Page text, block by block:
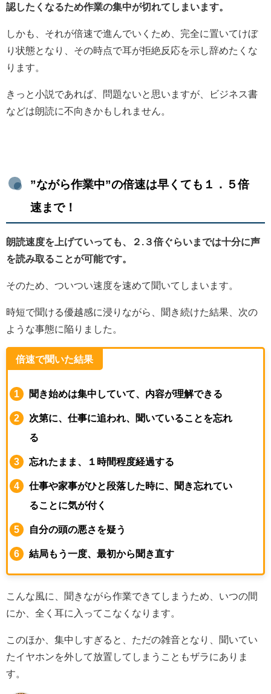
認したくなるため作業の集中が切れてしまいます。
しかも、それが倍速で進んでいくため、完全に置いてけぼ
り状態となり、その時点で耳が拒絶反応を示し辞めたくな
ります。
きっと小説であれば、問題ないと思いますが、ビジネス書
などは朗読に不向きかもしれません。
”ながら作業中”の倍速は早くても１．５倍
速まで！
朗読速度を上げていっても、２.３倍ぐらいまでは十分に声
を読み取ることが可能です。
そのため、ついつい速度を速めて聞いてしまいます。
時短で聞ける優越感に浸りながら、聞き続けた結果、次の
ような事態に陥りました。
倍速で聞いた結果
聞き始めは集中していて、内容が理解できる
次第に、仕事に追われ、聞いていることを忘れ
る
忘れたまま、１時間程度経過する
仕事や家事がひと段落した時に、聞き忘れてい
ることに気が付く
自分の頭の悪さを疑う
結局もう一度、最初から聞き直す
こんな風に、聞きながら作業できてしまうため、いつの間
にか、全く耳に入ってこなくなります。
このほか、集中しすぎると、ただの雑音となり、聞いてい
たイヤホンを外して放置してしまうこともザラにありま
す。